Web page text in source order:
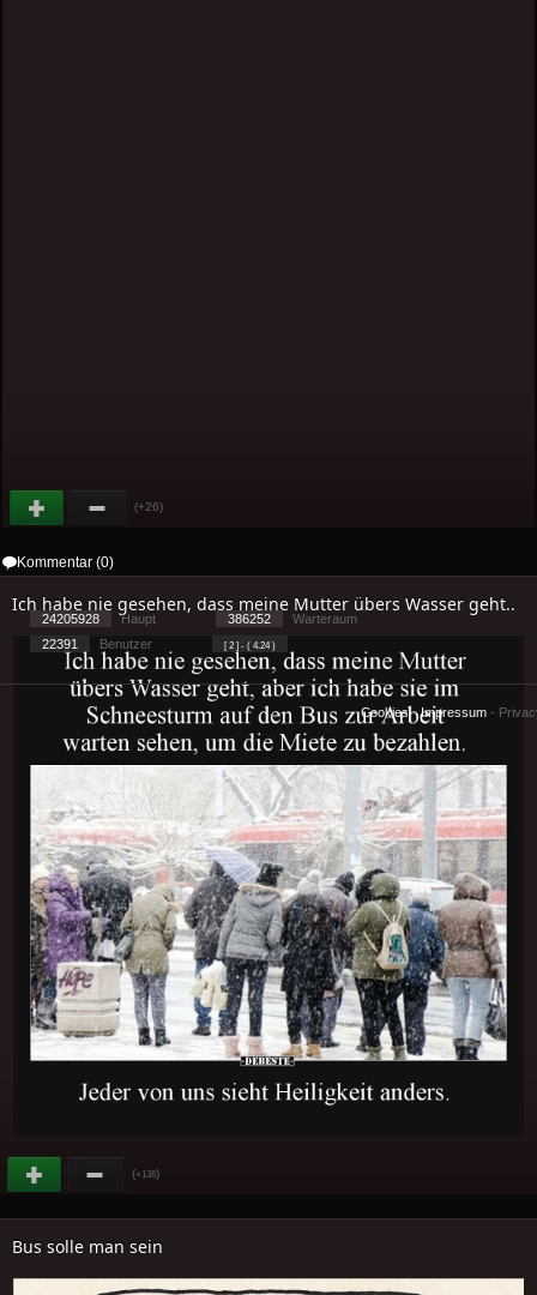
(+26)
Kommentar (0)
Ich habe nie gesehen, dass meine Mutter übers Wasser geht..
(+138)
Bus solle man sein
24205928 Haupt 386252
Warteraum
22391
Benutzer [ 2 ] - ( 4.24 )
Cookies-Impressum -